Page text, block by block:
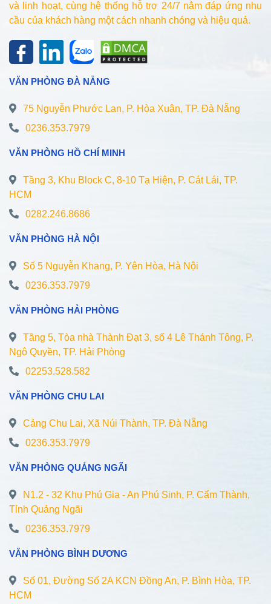
và linh hoạt, cùng hệ thống hỗ trợ 24/7 nằm đáp ứng nhu
cầu của khách hàng một cách nhanh chóng và hiệu quả.
VĂN PHÒNG ĐÀ NẴNG
75 Nguyễn Phước Lan, P. Hòa Xuân, TP. Đà Nẵng
0236.353.7979
VĂN PHÒNG HỒ CHÍ MINH
Tầng 3, Khu Block C, 8-10 Tạ Hiện, P. Cát Lái, TP.
HCM
0282.246.8686
VĂN PHÒNG HÀ NỘI
Số 5 Nguyễn Khang, P. Yên Hòa, Hà Nội
0236.353.7979
VĂN PHÒNG HẢI PHÒNG
Tầng 5, Tòa nhà Thành Đạt 3, số 4 Lê Thánh Tông, P.
Ngô Quyền, TP. Hải Phòng
02253.528.582
VĂN PHÒNG CHU LAI
Cảng Chu Lai, Xã Núi Thành, TP. Đà Nẵng
0236.353.7979
VĂN PHÒNG QUẢNG NGÃI
N1.2 - 32 Khu Phú Gia - An Phú Sinh, P. Cẩm Thành,
Tỉnh Quảng Ngãi
0236.353.7979
VĂN PHÒNG BÌNH DƯƠNG
Số 01, Đường Số 2A KCN Đồng An, P. Bình Hòa, TP.
HCM